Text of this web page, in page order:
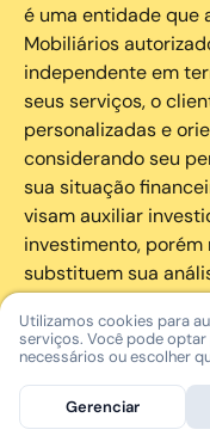
é uma entidade que
Mobiliários
independente em
seus serviços, o
personalizadas e
considerando seu
sua situação
visam auxiliar
investimento,
substituem sua
cada investimento e
As marcas
que aparecem nos
limitando à marca
Utilizamos cookies para
serviços. Você pode
necessários ou escolher
Gerenciar